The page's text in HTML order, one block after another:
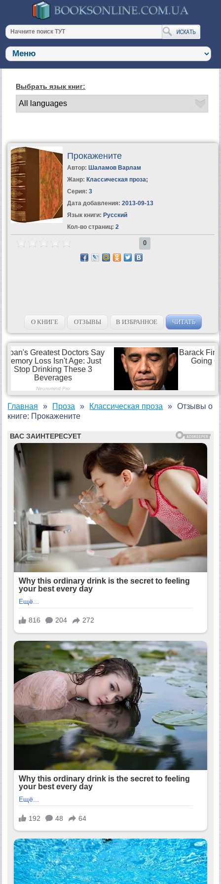
Выбрать язык книг:
Прокажените
Автор: Шаламов Варлам
Жанр: Классическая проза;
Серия: 3
Дата добавления: 2013-09-13
Язык книги: Русский
Кол-во страниц: 2
0
О КНИГЕ ОТЗЫВЫ В ИЗБРАННОЕ ЧИТАТЬ
Главная Проза Классическая проза
Отзывы о
книге: Прокажените